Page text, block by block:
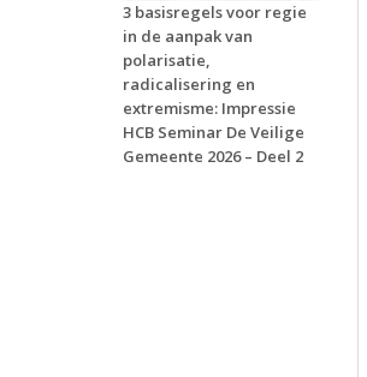
3 basisregels voor regie
in de aanpak van
polarisatie,
radicalisering en
extremisme: Impressie
HCB Seminar De Veilige
Gemeente 2026 – Deel 2